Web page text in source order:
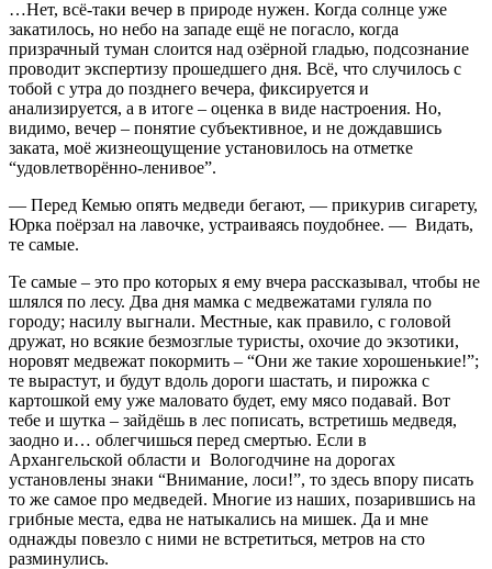
…Нет, всё-таки вечер в природе нужен. Когда солнце уже
закатилось, но небо на западе ещё не погасло, когда
призрачный туман слоится над озёрной гладью, подсознание
проводит экспертизу прошедшего дня. Всё, что случилось с
тобой с утра до позднего вечера, фиксируется и
анализируется, а в итоге – оценка в виде настроения. Но,
видимо, вечер – понятие субъективное, и не дождавшись
заката, моё жизнеощущение установилось на отметке
“удовлетворённо-ленивое”.
— Перед Кемью опять медведи бегают, — прикурив сигарету,
Юрка поёрзал на лавочке, устраиваясь поудобнее. — Видать,
те самые.
Те самые – это про которых я ему вчера рассказывал, чтобы не
шлялся по лесу. Два дня мамка с медвежатами гуляла по
городу; насилу выгнали. Местные, как правило, с головой
дружат, но всякие безмозглые туристы, охочие до экзотики,
норовят медвежат покормить – “Они же такие хорошенькие!”;
те вырастут, и будут вдоль дороги шастать, и пирожка с
картошкой ему уже маловато будет, ему мясо подавай. Вот
тебе и шутка – зайдёшь в лес пописать, встретишь медведя,
заодно и… облегчишься перед смертью. Если в
Архангельской области и Вологодчине на дорогах
установлены знаки “Внимание, лоси!”, то здесь впору писать
то же самое про медведей. Многие из наших, позарившись на
грибные места, едва не натыкались на мишек. Да и мне
однажды повезло с ними не встретиться, метров на сто
разминулись.